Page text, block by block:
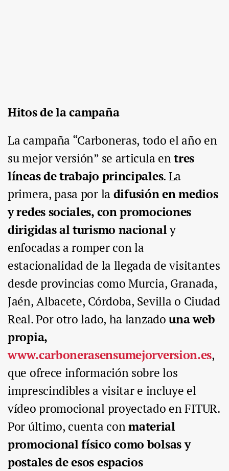
Hitos de la campaña
La campaña “Carboneras, todo el año en
su mejor versión” se articula entres
líneas de trabajo principales. La
primera, pasa por la difusión en medios
y redes sociales, con promociones
dirigidas al turismo nacionaly
enfocadas a romper con la
estacionalidad de la llegada de visitantes
desde provincias como Murcia, Granada,
Jaén, Albacete, Córdoba, Sevilla o Ciudad
Real. Por otro lado, ha lanzadouna web
propia,
www.carbonerasensumejorversion.es,
que ofrece información sobre los
imprescindibles a visitar e incluye el
vídeo promocional proyectado en FITUR.
Por último, cuenta conmaterial
promocional físico como bolsas y
postales de esos espacios